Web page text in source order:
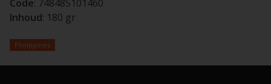
Code: 748485101460
Inhoud: 180 gr
Philippines